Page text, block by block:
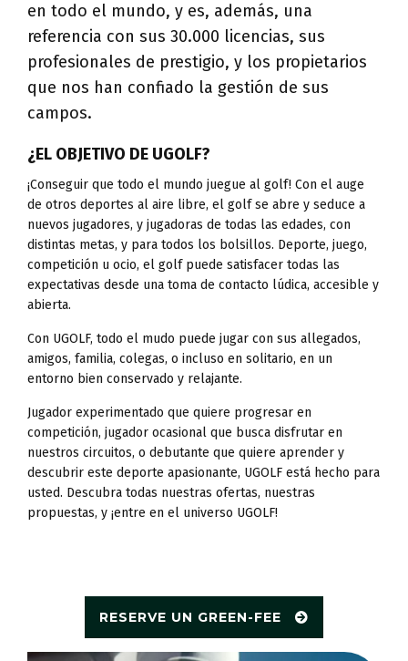
UGOLF Château de Rochefort
UGOLF Coudray-Montceaux
UGOLF Courson
UGOLF de Mojacar
UGOLF Déva
UGOLF Domaine de Cicé-Blossac
UGOLF Dumbéa
UGOLF El Rompido
UGOLF Etangs de Fiac
UGOLF Évreux
UGOLF Feucherolles
UGOLF Forêt de Chantilly
UGOLF Gadancourt
UGOLF Gif Chevry
UGOLF Grand Nancy-Pulnoy
UGOLF Hacienda del Alamo
UGOLF Hato Verde
UGOLF Islas de Valdecanas
UGOLF Lacanau
UGOLF Mionnay
en todo el mundo, y es, además, una
referencia con sus 30.000 licencias, sus
profesionales de prestigio, y los propietarios
que nos han confiado la gestión de sus
campos.
¿EL OBJETIVO DE UGOLF?
¡Conseguir que todo el mundo juegue al golf! Con el auge
de otros deportes al aire libre, el golf se abre y seduce a
nuevos jugadores, y jugadoras de todas las edades, con
distintas metas, y para todos los bolsillos. Deporte, juego,
competición u ocio, el golf puede satisfacer todas las
expectativas desde una toma de contacto lúdica, accesible y
abierta.
Con UGOLF, todo el mudo puede jugar con sus allegados,
amigos, familia, colegas, o incluso en solitario, en un
entorno bien conservado y relajante.
Jugador experimentado que quiere progresar en
competición, jugador ocasional que busca disfrutar en
nuestros circuitos, o debutante que quiere aprender y
descubrir este deporte apasionante, UGOLF está hecho para
usted. Descubra todas nuestras ofertas, nuestras
propuestas, y ¡entre en el universo UGOLF!
RESERVE UN GREEN-FEE